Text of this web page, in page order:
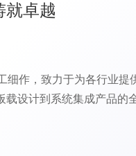
就卓越
细作，致力于为各行业
载设计到系统集成产品的